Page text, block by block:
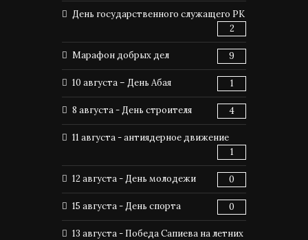
День государственного служащего РК
2
Марафон добрых дел 9
10 августа – День Абая 1
8 августа - День строителя 4
11 августа - антиядерное движение
1
12 августа - День молодежи 0
15 августа - День спорта 0
13 августа - Победа Сапиева на летних